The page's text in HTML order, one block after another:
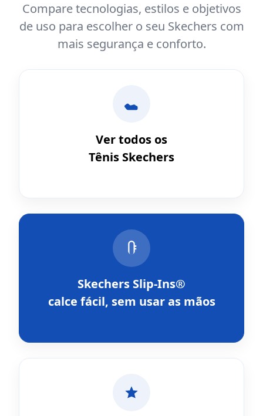
Compare tecnologias, estilos e objetivos
de uso para escolher o seu Skechers com
mais segurança e conforto.
Ver todos os
Tênis Skechers
Skechers Slip-Ins®
calce fácil, sem usar as mãos